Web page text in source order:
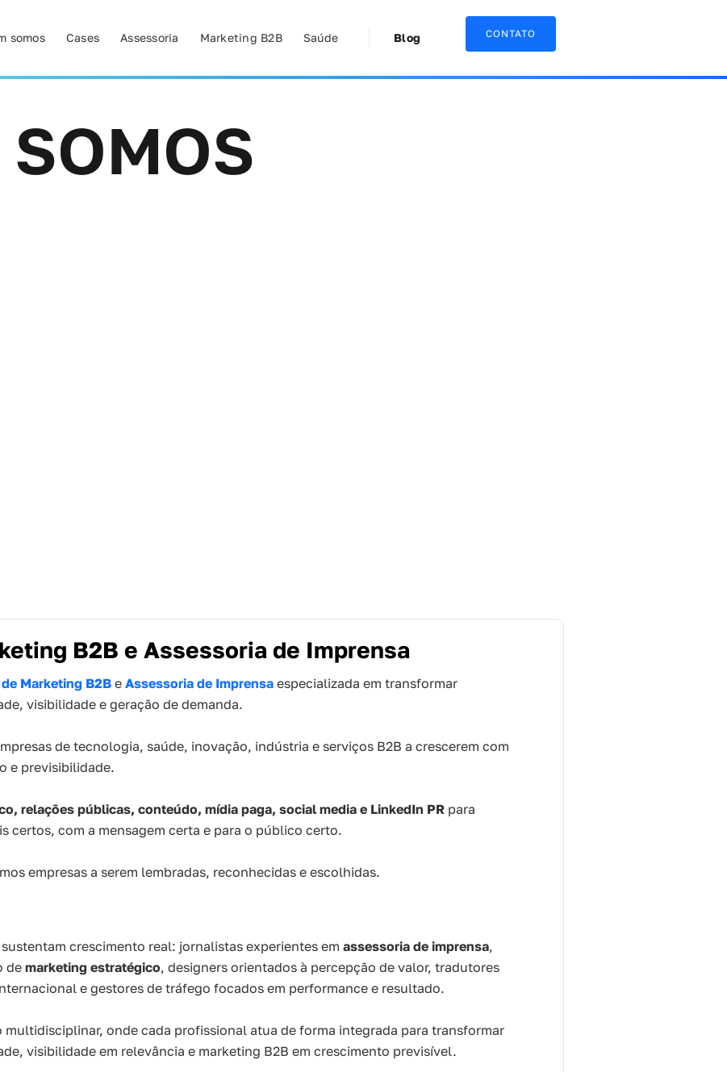
somos Cases Assessoria Marketing B2B Saúde Blog CONTATO
B2B e Assessoria de Imprensa
Marketing B2Be Assessoria de Imprensa especializada em transformar
visibilidade e geração de demanda.
de tecnologia, saúde, inovação, indústria e serviços B2B a crescerem com
e previsibilidade.
relações públicas, conteúdo, mídia paga, social media e LinkedIn PR para
certos, com a mensagem certa e para o público certo.
empresas a serem lembradas, reconhecidas e escolhidas.
crescimento real: jornalistas experientes em assessoria de imprensa,
demarketing estratégico, designers orientados à percepção de valor, tradutores
e gestores de tráfego focados em performance e resultado.
multidisciplinar, onde cada profissional atua de forma integrada para transformar
visibilidade em relevância e marketing B2B em crescimento previsível.